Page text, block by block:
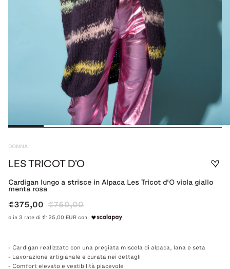
DONNA
LES TRICOT D'O
Cardigan lungo a strisce in Alpaca Les Tricot d'O viola giallo
menta rosa
€375,00 €750,00
o in 3 rate di €125,00 EUR con
- Cardigan realizzato con una pregiata miscela di alpaca, lana e seta
- Lavorazione artigianale e curata nei dettagli
- Comfort elevato e vestibilità piacevole